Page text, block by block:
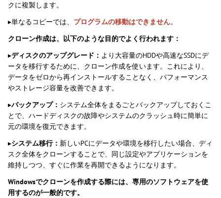
クに複製します。
▸単なるコピーでは、 プログラムの移動はできません。
クローン作成は、以下のような目的でよく行われます：
▸ディスクのアップグレード： より大容量のHDDや高速なSSDにデ
ータを移行するために、クローン作成を使います。これにより、
データをゼロから再インストールすることなく、パフォーマンス
やストレージ容量を改善できます。
▸バックアップ： システム全体をまるごとバックアップしておくこ
とで、ハードディスクの故障やシステムのクラッシュ時に簡単に
元の環境を復元できます。
▸システム移行： 新しいPCにデータや環境を移行したい場合、ディ
スク全体をクローンすることで、同じ設定やアプリケーションを
維持しつつ、すぐに作業を再開できるようになります。
Windowsでクローンを作成する際には、専用のソフトウェアを使
用するのが一般的です。